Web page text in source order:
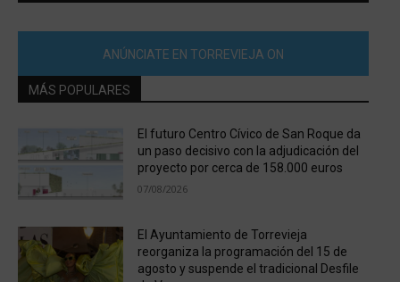
ANÚNCIATE EN TORREVIEJA ON
MÁS POPULARES
El futuro Centro Cívico de San Roque da
un paso decisivo con la adjudicación del
proyecto por cerca de 158.000 euros
07/08/2026
El Ayuntamiento de Torrevieja
reorganiza la programación del 15 de
agosto y suspende el tradicional Desfile